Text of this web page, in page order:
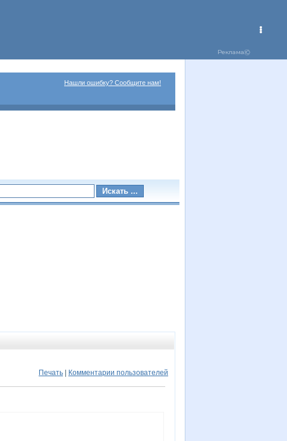
Нашли ошибку? Сообщите нам!
Печать Комментарии пользователей